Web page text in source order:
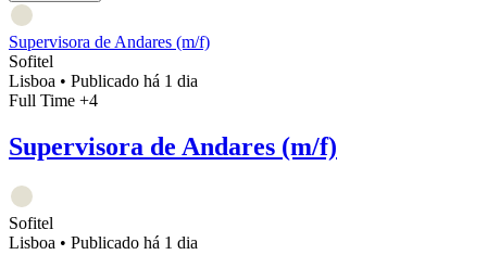
Supervisora de Andares (m/f)
Sofitel
Lisboa • Publicado há 1 dia
Full Time +4
Supervisora de Andares (m/f)
Sofitel
Lisboa • Publicado há 1 dia